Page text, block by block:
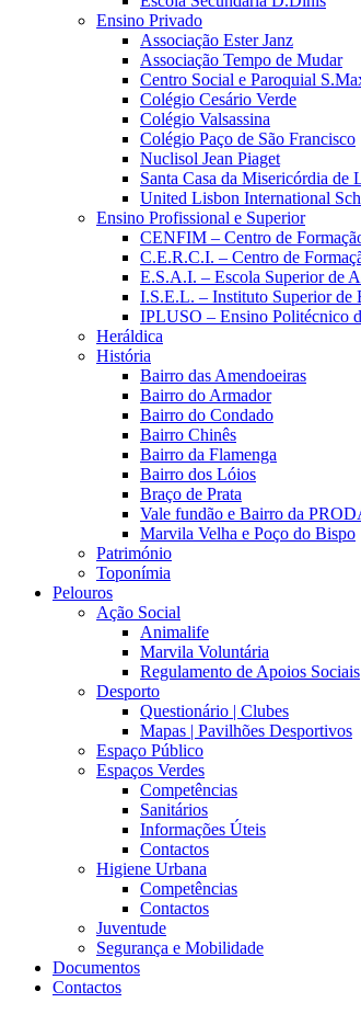
Ensino Privado
Associação Ester Janz
Associação Tempo de Mudar
Centro Social e Paroquial
Colégio Cesário Verde
Colégio Valsassina
Colégio Paço de São Francisco
Nuclisol Jean Piaget
Santa Casa da Misericórdia de
United Lisbon International
Ensino Profissional e Superior
CENFIM – Centro de
C.E.R.C.I. – Centro de
E.S.A.I. – Escola Superior de
I.S.E.L. – Instituto Superior de
IPLUSO – Ensino Politécnico
Heráldica
História
Bairro das Amendoeiras
Bairro do Armador
Bairro do Condado
Bairro Chinês
Bairro da Flamenga
Bairro dos Lóios
Braço de Prata
Vale fundão e Bairro da
Marvila Velha e Poço do Bispo
Património
Toponímia
Pelouros
Ação Social
Animalife
Marvila Voluntária
Regulamento de Apoios Sociais
Desporto
Questionário | Clubes
Mapas | Pavilhões Desportivos
Espaço Público
Espaços Verdes
Competências
Sanitários
Informações Úteis
Contactos
Higiene Urbana
Competências
Contactos
Juventude
Segurança e Mobilidade
Documentos
Contactos